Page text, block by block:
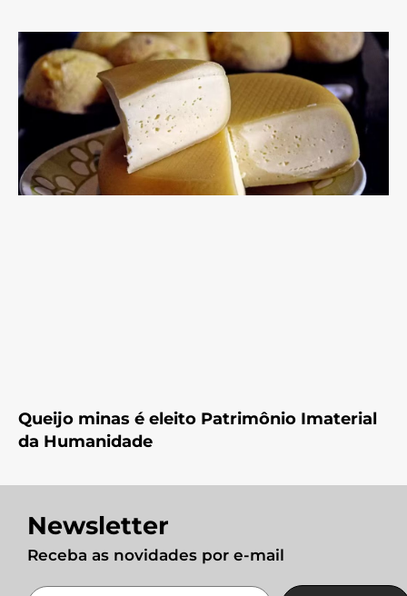
Queijo minas é eleito Patrimônio Imaterial
da Humanidade
Newsletter
Receba as novidades por e-mail